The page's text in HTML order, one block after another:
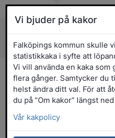
Centralskolan
Centralskolan är den
byggnaden på Sankt
Vi bjuder på kakor
Falköpings kommun skulle
statistikkaka i syfte att
Vi vill använda en kaka
flera gånger. Samtycker du
helst ändra ditt val. För att
du på ”Om kakor” längst
Vår kakpolicy